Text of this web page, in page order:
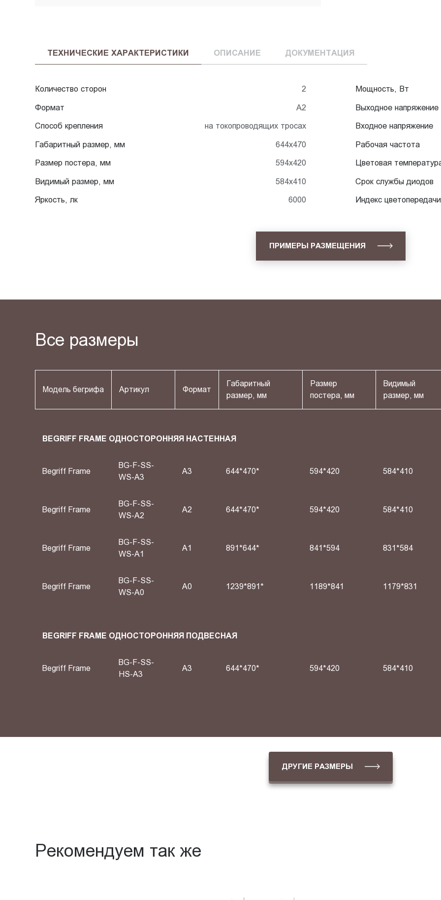
ТЕХНИЧЕСКИЕ ХАРАКТЕРИСТИКИ ОПИСАНИЕ ДОКУМЕНТАЦИЯ
Количество сторон 2
Формат А2
Способ крепления на токопроводящих тросах
Габаритный размер, мм 644x470
Размер постера, мм 594x420
Видимый размер, мм 584x410
Яркость, лк 6000
Мощность, Вт
Выходное напряжение
Входное напряжение
Рабочая частота
Цветовая
Срок службы диодов
Индекс цветопередачи
ПРИМЕРЫ РАЗМЕЩЕНИЯ
Все размеры
Модель бегрифа Артикул Формат
Габаритный
размер, мм
Размер
постера, мм
Видимый
размер, мм
BEGRIFF FRAME ОДНОСТОРОННЯЯ НАСТЕННАЯ
Begriff Frame
BG-F-SS-
WS-A3
A3 644*470* 594*420 584*410
Begriff Frame
BG-F-SS-
WS-A2
A2 644*470* 594*420 584*410
Begriff Frame
BG-F-SS-
WS-A1
А1 891*644* 841*594 831*584
Begriff Frame
BG-F-SS-
WS-A0
А0 1239*891* 1189*841 1179*831
BEGRIFF FRAME ОДНОСТОРОННЯЯ ПОДВЕСНАЯ
Begriff Frame
BG-F-SS-
HS-A3
A3 644*470* 594*420 584*410
ДРУГИЕ РАЗМЕРЫ
Рекомендуем так же